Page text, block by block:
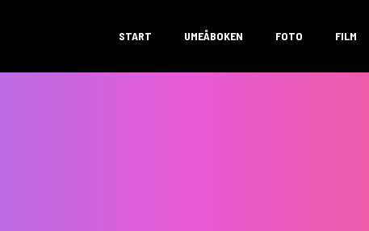
START UMEÅBOKEN FOTO FILM